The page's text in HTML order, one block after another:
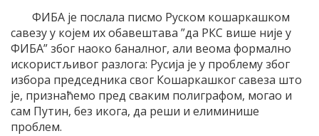
ФИБА је послала писмо Руском кошаркашком
савезу у којем их обавештава ”да РКС више није у
ФИБА” због наоко баналног, али веома формално
искористљивог разлога: Русија је у проблему због
избора председника свог Кошаркашког савеза што
је, признаћемо пред сваким полиграфом, могао и
сам Путин, без икога, да реши и елиминише
проблем.